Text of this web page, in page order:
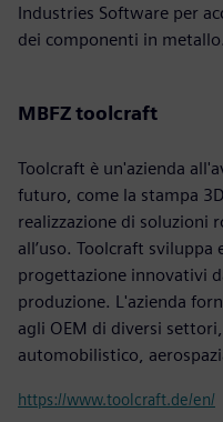
Industries Software per
dei componenti in
MBFZ toolcraft
Toolcraft è un'azienda
futuro, come la stampa
realizzazione di soluzioni
all’uso. Toolcraft sviluppa
progettazione innovativi
produzione. L'azienda
agli OEM di diversi
automobilistico,
https://www.toolcraft.de/en/